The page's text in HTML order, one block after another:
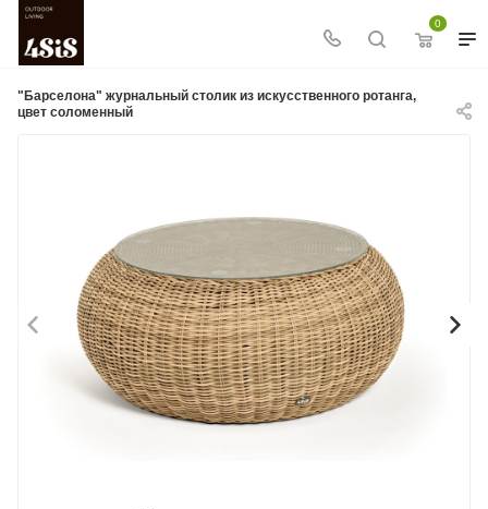
0
"Барселона" журнальный столик из искусственного ротанга,
цвет соломенный